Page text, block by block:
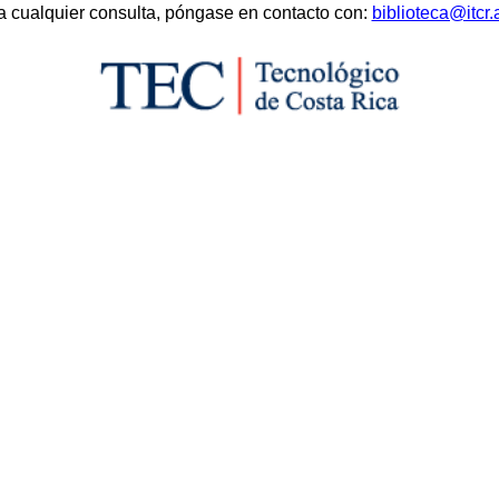
cualquier consulta, póngase en contacto con: